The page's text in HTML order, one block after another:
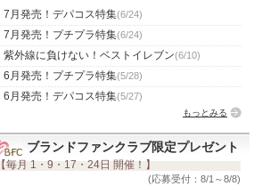
7月発売！デパコス特集(6/24)
7月発売！プチプラ特集(6/24)
紫外線に負けない！ベストイレブン(6/10)
6月発売！プチプラ特集(5/28)
6月発売！デパコス特集(5/27)
もっとみる
ブランドファンクラブ限定プレゼント
【毎月 1・9・17・24日 開催！】
(応募受付：8/1～8/8)